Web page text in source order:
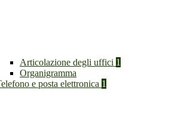
Articolazione degli uffici 1
Organigramma
e posta elettronica 1